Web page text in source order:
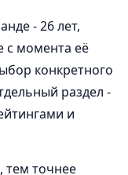
- 26 лет,
с момента её
конкретного
раздел -
и
тем точнее